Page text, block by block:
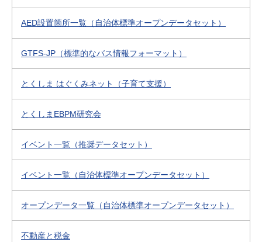
AED設置箇所一覧（自治体標準オープンデータセット）
GTFS-JP（標準的なバス情報フォーマット）
とくしま はぐくみネット（子育て支援）
とくしまEBPM研究会
イベント一覧（推奨データセット）
イベント一覧（自治体標準オープンデータセット）
オープンデータ一覧（自治体標準オープンデータセット）
不動産と税金